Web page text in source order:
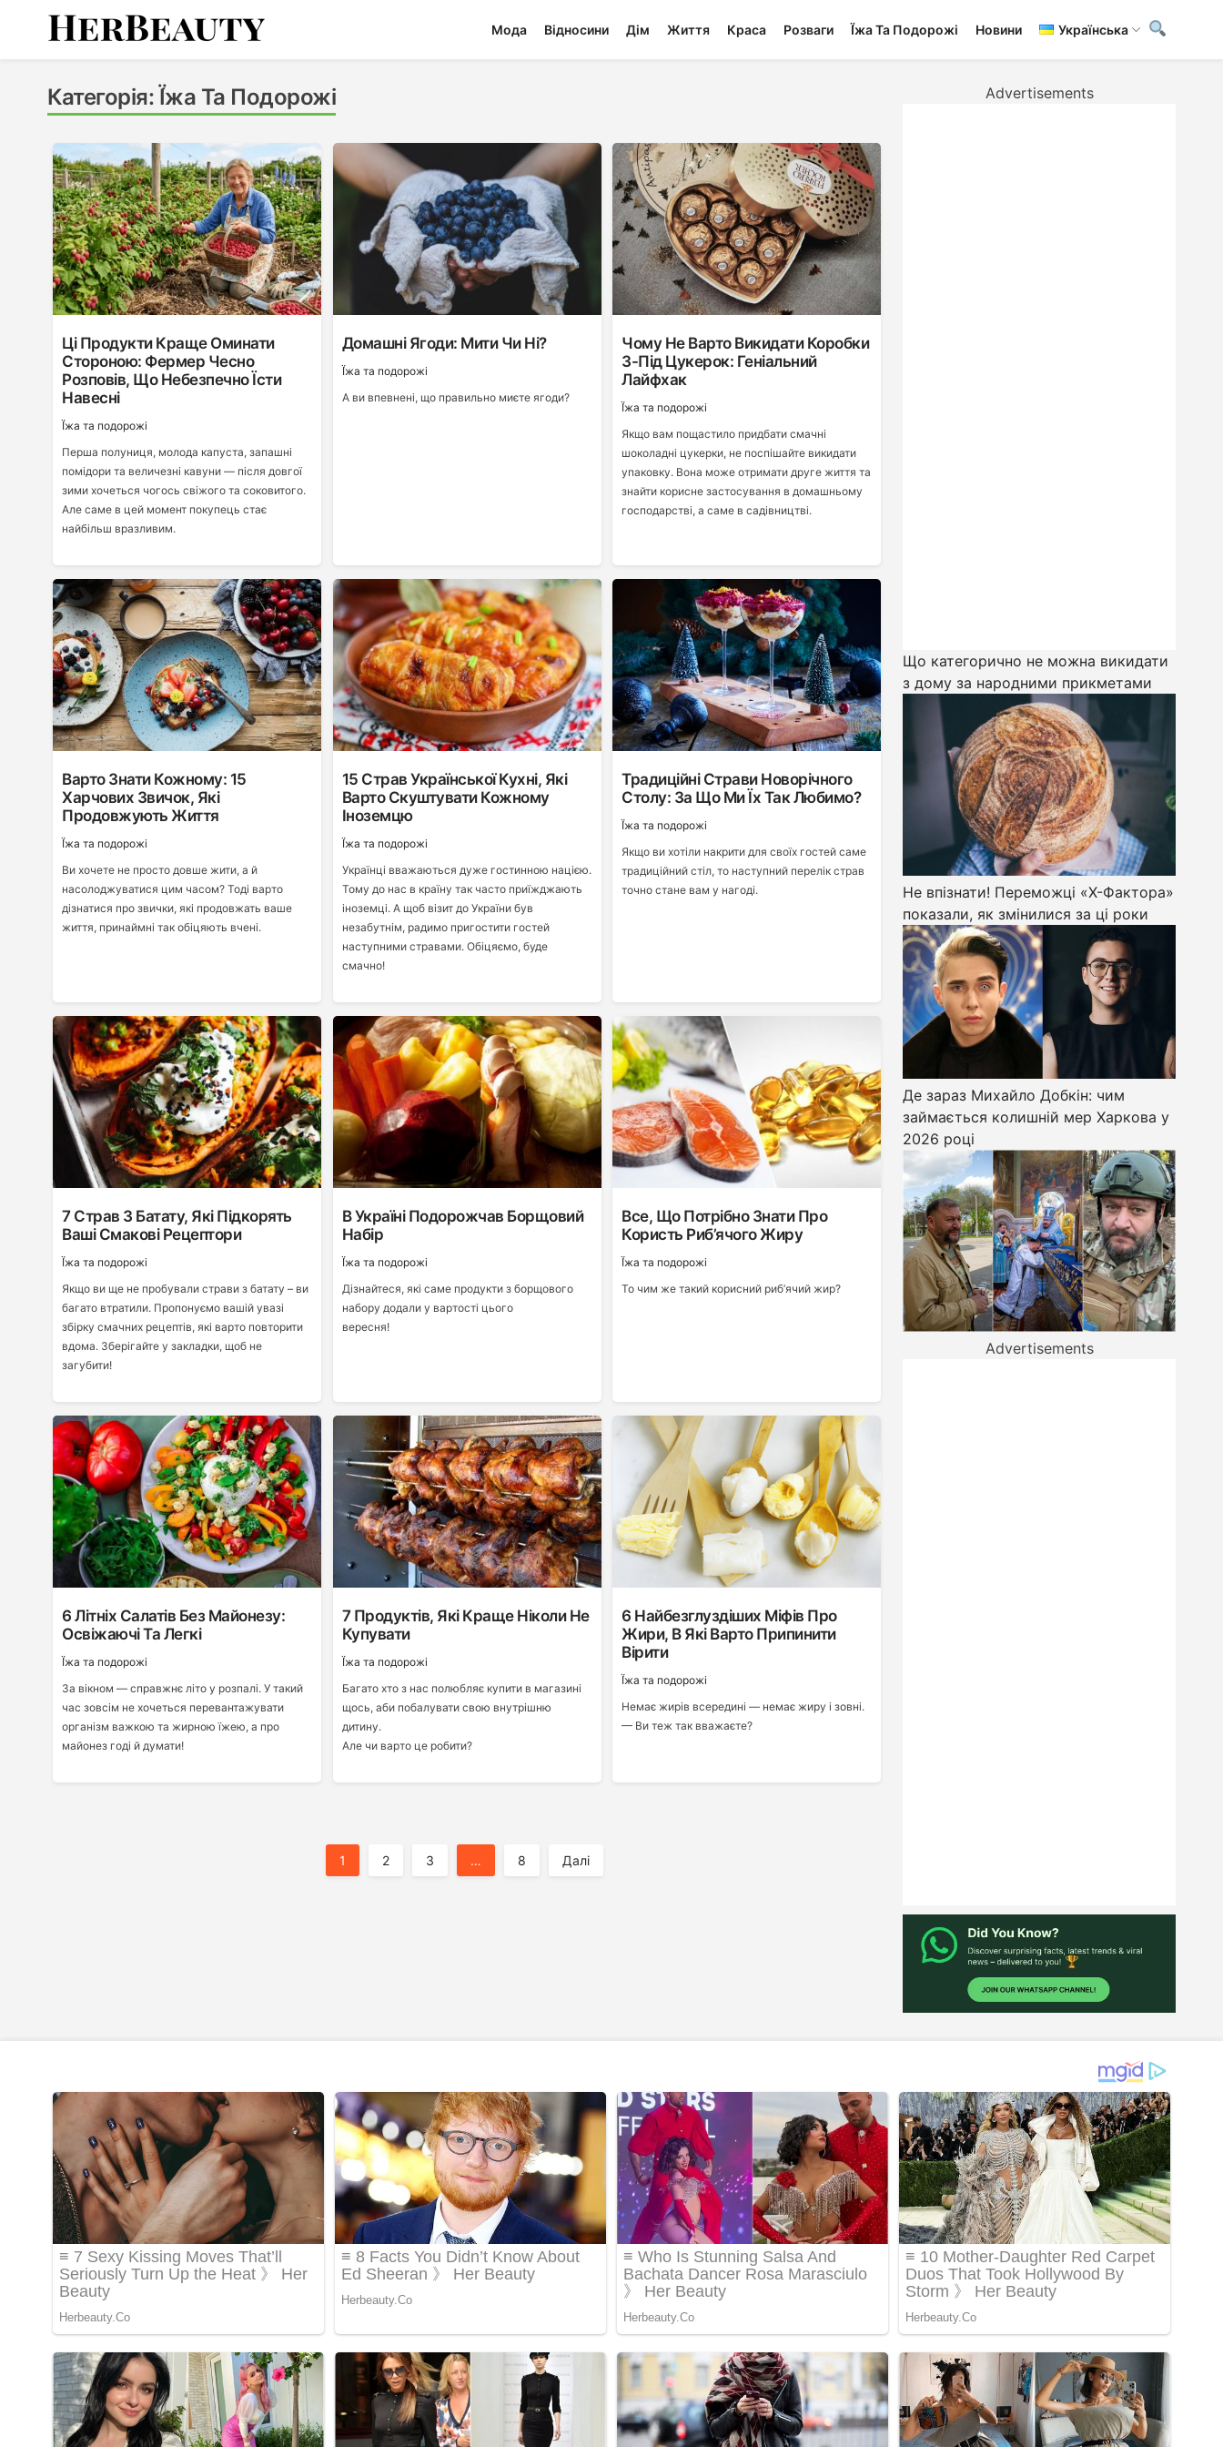
Мода Відносини Дім Життя Краса Розваги Ї́жа Та Подорожі Новини Українська
Категорія: Ї́жа Та Подорожі
Ці Продукти Краще Оминати
Стороною: Фермер Чесно
Розповів, Що Небезпечно Їсти
Навесні
Ї́жа та подорожі
Перша полуниця, молода капуста, запашні
помідори та величезні кавуни — після довгої
зими хочеться чогось свіжого та соковитого.
Але саме в цей момент покупець стає
найбільш вразливим.
Домашні Ягоди: Мити Чи Ні?
Ї́жа та подорожі
А ви впевнені, що правильно миєте ягоди?
Чому Не Варто Викидати Коробки
З-Під Цукерок: Геніальний
Лайфхак
Ї́жа та подорожі
Якщо вам пощастило придбати смачні
шоколадні цукерки, не поспішайте викидати
упаковку. Вона може отримати друге життя та
знайти корисне застосування в домашньому
господарстві, а саме в садівництві.
Варто Знати Кожному: 15
Харчових Звичок, Які
Продовжують Життя
Ї́жа та подорожі
Ви хочете не просто довше жити, а й
насолоджуватися цим часом? Тоді варто
дізнатися про звички, які продовжать ваше
життя, принаймні так обіцяють вчені.
15 Страв Української Кухні, Які
Варто Скуштувати Кожному
Іноземцю
Ї́жа та подорожі
Українці вважаються дуже гостинною нацією.
Тому до нас в країну так часто приїжджають
іноземці. А щоб візит до України був
незабутнім, радимо пригостити гостей
наступними стравами. Обіцяємо, буде
смачно!
Традиційні Страви Новорічного
Столу: За Що Ми Їх Так Любимо?
Ї́жа та подорожі
Якщо ви хотіли накрити для своїх гостей саме
традиційний стіл, то наступний перелік страв
точно стане вам у нагоді.
7 Страв З Батату, Які Підкорять
Ваші Смакові Рецептори
Ї́жа та подорожі
Якщо ви ще не пробували страви з батату – ви
багато втратили. Пропонуємо вашій увазі
збірку смачних рецептів, які варто повторити
вдома. Зберігайте у закладки, щоб не
загубити!
В Україні Подорожчав Борщовий
Набір
Ї́жа та подорожі
Дізнайтеся, які саме продукти з борщового
набору додали у вартості цього
вересня!
Все, Що Потрібно Знати Про
Користь Риб’ячого Жиру
Ї́жа та подорожі
То чим же такий корисний риб’ячий жир?
6 Літніх Салатів Без Майонезу:
Освіжаючі Та Легкі
Ї́жа та подорожі
За вікном — справжнє літо у розпалі. У такий
час зовсім не хочеться перевантажувати
організм важкою та жирною їжею, а про
майонез годі й думати!
7 Продуктів, Які Краще Ніколи Не
Купувати
Ї́жа та подорожі
Багато хто з нас полюбляє купити в магазині
щось, аби побалувати свою внутрішню
дитину.
Але чи варто це робити?
6 Найбезглуздіших Міфів Про
Жири, В Які Варто Припинити
Вірити
Ї́жа та подорожі
Немає жирів всередині — немає жиру і зовні.
— Ви теж так вважаєте?
1 2 3 … 8 Далі
Advertisements
Що категорично не можна викидати
з дому за народними прикметами
Не впізнати! Переможці «Х-Фактора»
показали, як змінилися за ці роки
Де зараз Михайло Добкін: чим
займається колишній мер Харкова у
2026 році
Advertisements